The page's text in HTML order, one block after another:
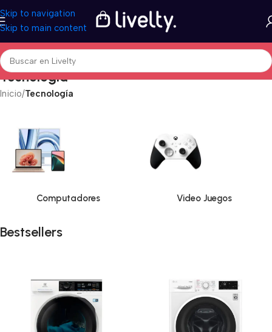
Skip to navigation
Skip to main content
Tecnología
Inicio/Tecnología
Computadores Video Juegos
Bestsellers